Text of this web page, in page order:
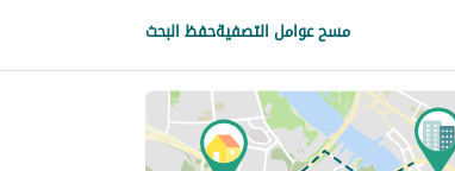
مسح عوامل التصفيةحفظ البحث